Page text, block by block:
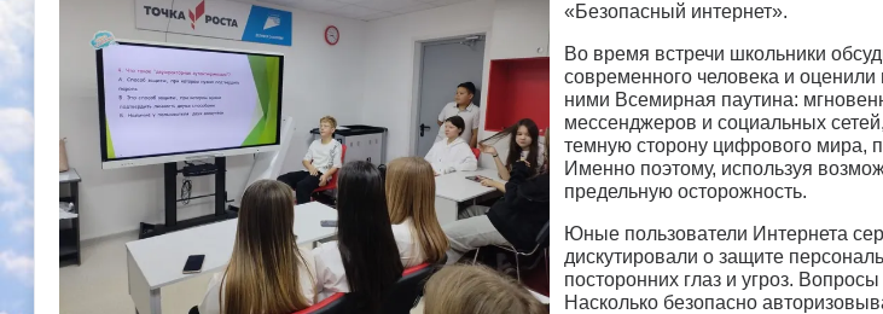
«Безопасный интернет».
Во время встречи школьники
современного человека и
ними Всемирная паутина:
мессенджеров и социальных
темную сторону цифрового мира,
Именно поэтому, используя
предельную осторожность.
Юные пользователи Интернета
дискутировали о защите
посторонних глаз и угроз.
Насколько безопасно